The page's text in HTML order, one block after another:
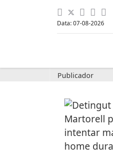
Data: 07-08-2026
Publicador